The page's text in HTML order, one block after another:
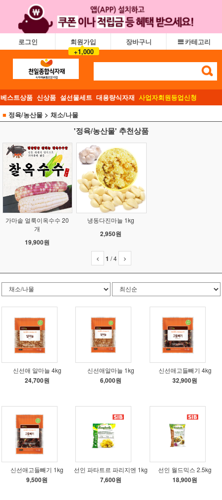
로그인
회원가입
+1,000
장바구니 카테고리
베스트상품 신상품 설선물세트 대용량식자재 사업자회원등업신청
■ 정육/농산물 > 채소/나물
'정육/농산물' 추천상품
가마솥 얼룩이옥수수 20
개
19,900원
냉동다진마늘 1kg
2,950원
1 /4
신선애 알마늘 4kg
24,700원
신선애알마늘 1kg
6,000원
신선애고들빼기 4kg
32,900원
신선애고들빼기 1kg
9,500원
선인 파타트르 파리지엔 1kg
7,600원
선인 월드믹스 2.5kg
18,900원